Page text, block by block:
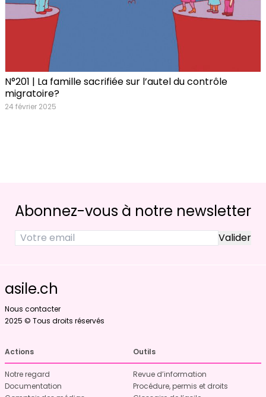
N°201 | La famille sacrifiée sur l’autel du contrôle
migratoire?
24 février 2025
Abonnez-vous à notre newsletter
asile.ch
Nous contacter
2025 © Tous droits réservés
Actions
Notre regard
Documentation
Outils
Revue d’information
Procédure, permis et droits